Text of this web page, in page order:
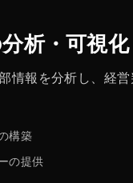
析・可視化
情報を分析し、経
構築
の提供